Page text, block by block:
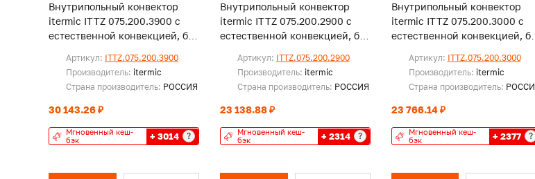
Внутрипольный конвектор
itermic ITTZ 075.200.3900 с
естественной конвекцией, без
Артикул: ITTZ.075.200.3900
Производитель: itermic
Страна производитель: РОССИЯ
30 143.26 ₽
Мгновенный кеш-
бэк
+ 3014 ?
Внутрипольный конвектор
itermic ITTZ 075.200.2900 с
естественной конвекцией, без
Артикул: ITTZ.075.200.2900
Производитель: itermic
Страна производитель: РОССИЯ
23 138.88 ₽
Мгновенный кеш-
бэк
+ 2314 ?
Внутрипольный конвектор
itermic ITTZ 075.200.3000 с
естественной конвекцией, без
Артикул: ITTZ.075.200.3000
Производитель: itermic
Страна производитель:
23 766.14 ₽
Мгновенный кеш-
бэк
+ 2377 ?